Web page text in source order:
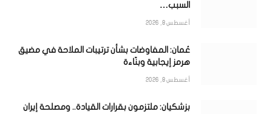
السبب…
أغسطس 8, 2026
عُمان: المفاوضات بشأن ترتيبات الملاحة في مضيق
هرمز إيجابية وبنّاءة
أغسطس 8, 2026
بزشكيان: ملتزمون بقرارات القيادة.. ومصلحة إيران